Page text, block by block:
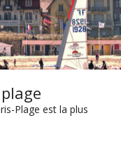
Plage est la plus